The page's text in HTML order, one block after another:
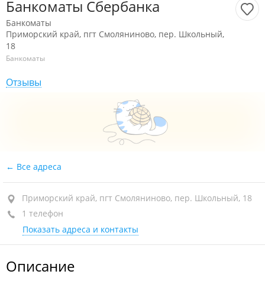
Банкоматы Сбербанка
Банкоматы
Приморский край, пгт Смоляниново, пер. Школьный,
18
Банкоматы
Отзывы
Все адреса
Приморский край, пгт Смоляниново, пер. Школьный, 18
1 телефон
Показать адреса и контакты
Описание